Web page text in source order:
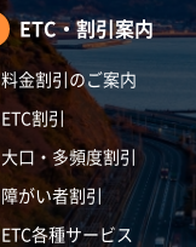
ETC・割引案内
料金割引のご案内
ETC割引
大口・多頻度割引
障がい者割引
ETC各種サービス